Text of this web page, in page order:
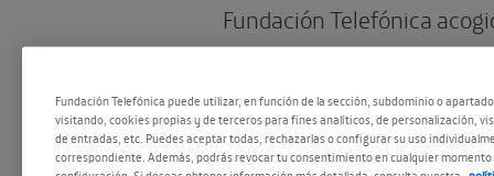
Fundación Telefónica
la que se trataron, a través
redondas, tres ejes
empleo y mujer. En […]
Fundación Telefónica puede utilizar, en función de la sección, subdominio o
visitando, cookies propias y de terceros para fines analíticos, de personalización,
de entradas, etc. Puedes aceptar todas, rechazarlas o configurar su uso
correspondiente. Además, podrás revocar tu consentimiento en cualquier momento